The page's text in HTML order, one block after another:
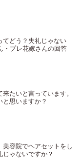
てどう？失礼じゃない
・プレ花嫁さんの回答
たいと言っています。
思いますか？
容院でヘアセットをし
ゃないですか？